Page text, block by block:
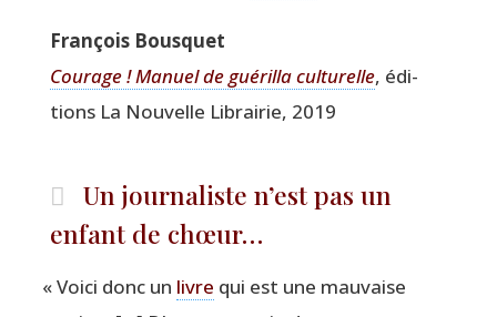
Fran­çois Bousquet
Cou­rage ! Manuel de gué­rilla cultu­relle, édi­
tions La Nou­velle Librai­rie, 2019
Un journaliste n’est pas un
enfant de chœur…
«Voi­ci donc un livre qui est une mau­vaise